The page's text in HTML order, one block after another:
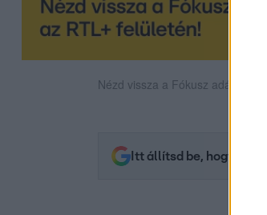
Nézd vissza a Fókusz adásait az
Itt állítsd be, hogy az